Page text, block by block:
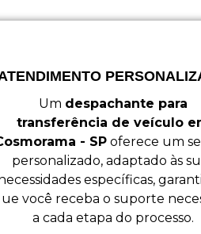
Um despachante para
transferência de veículo
- SPoferece um
personalizado, adaptado às
específicas,
você receba o suporte
a cada etapa do processo.